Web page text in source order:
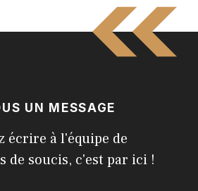
UN MESSAGE
écrire à l'équipe de
de soucis, c'est par ici !